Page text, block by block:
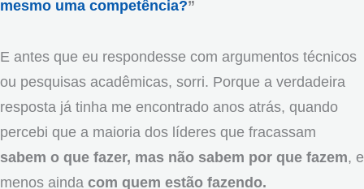
mesmo uma competência?”
E antes que eu respondesse com argumentos técnicos
ou pesquisas acadêmicas, sorri. Porque a verdadeira
resposta já tinha me encontrado anos atrás, quando
percebi que a maioria dos líderes que fracassam
sabem o que fazer, mas não sabem por que fazem, e
menos ainda com quem estão fazendo.